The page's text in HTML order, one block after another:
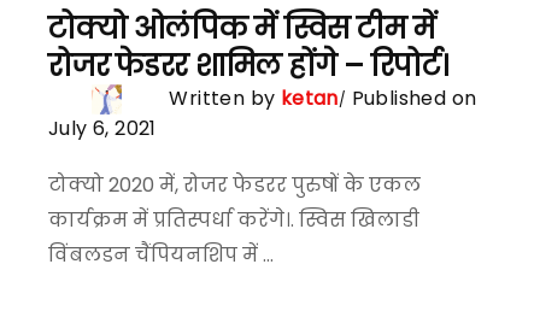
टोक्यो ओलंपिक में स्विस टीम में
रोजर फेडरर शामिल होंगे – रिपोर्ट।
Written by ketan Published on
July 6, 2021
टोक्यो 2020 में, रोजर फेडरर पुरुषों के एकल
कार्यक्रम में प्रतिस्पर्धा करेंगे।. स्विस खिलाडी
विंबलडन चैंपियनशिप में ...